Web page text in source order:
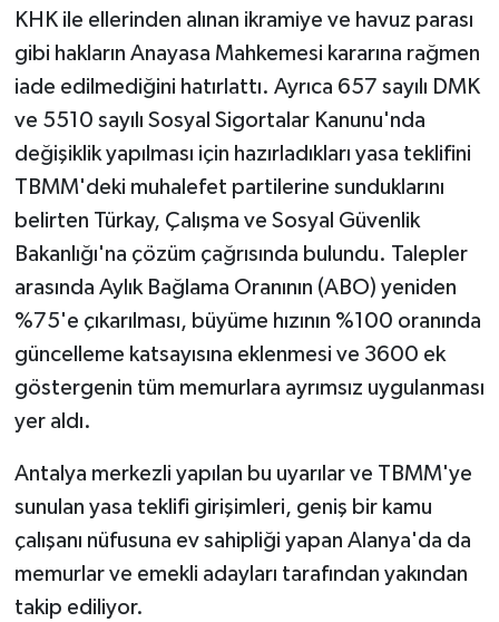
KHK ile ellerinden alınan ikramiye ve havuz parası
gibi hakların Anayasa Mahkemesi kararına rağmen
iade edilmediğini hatırlattı. Ayrıca 657 sayılı DMK
ve 5510 sayılı Sosyal Sigortalar Kanunu'nda
değişiklik yapılması için hazırladıkları yasa teklifini
TBMM'deki muhalefet partilerine sunduklarını
belirten Türkay, Çalışma ve Sosyal Güvenlik
Bakanlığı'na çözüm çağrısında bulundu. Talepler
arasında Aylık Bağlama Oranının (ABO) yeniden
%75'e çıkarılması, büyüme hızının %100 oranında
güncelleme katsayısına eklenmesi ve 3600 ek
göstergenin tüm memurlara ayrımsız uygulanması
yer aldı.
Antalya merkezli yapılan bu uyarılar ve TBMM'ye
sunulan yasa teklifi girişimleri, geniş bir kamu
çalışanı nüfusuna ev sahipliği yapan Alanya'da da
memurlar ve emekli adayları tarafından yakından
takip ediliyor.